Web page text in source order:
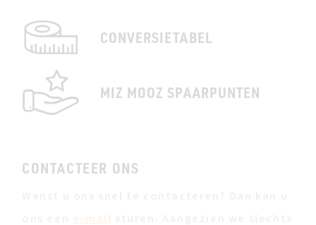
CONVERSIETABEL
MIZ MOOZ SPAARPUNTEN
CONTACTEER ONS
e-mail